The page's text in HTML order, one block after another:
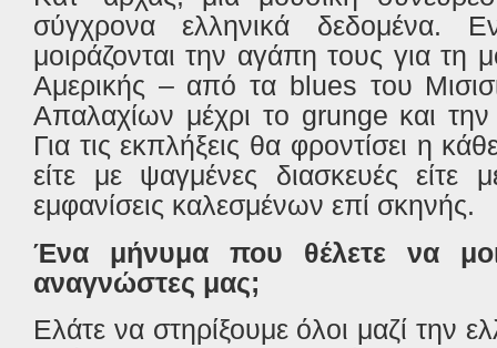
σύγχρονα ελληνικά δεδομένα.
μοιράζονται την αγάπη τους για τη
Αμερικής – από τα blues του
Απαλαχίων μέχρι το grunge και
Για τις εκπλήξεις θα φροντίσει η
είτε με ψαγμένες διασκευές είτε
εμφανίσεις καλεσμένων επί σκηνής.
Ένα μήνυμα που θέλετε να
αναγνώστες μας;
Ελάτε να στηρίξουμε όλοι μαζί την